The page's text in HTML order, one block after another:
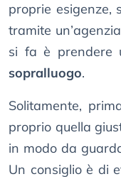
proprie esigenze,
tramite
si fa è prendere
sopralluogo.
Solitamente,
proprio quella
in modo da
Un consiglio è di